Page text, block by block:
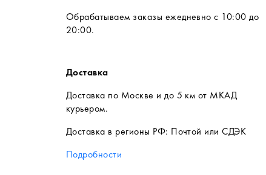
Обрабатываем заказы ежедневно с 10:00 до
20:00.
Доставка
Доставка по Москве и до 5 км от МКАД
курьером.
Доставка в регионы РФ: Почтой или СДЭК
Подробности